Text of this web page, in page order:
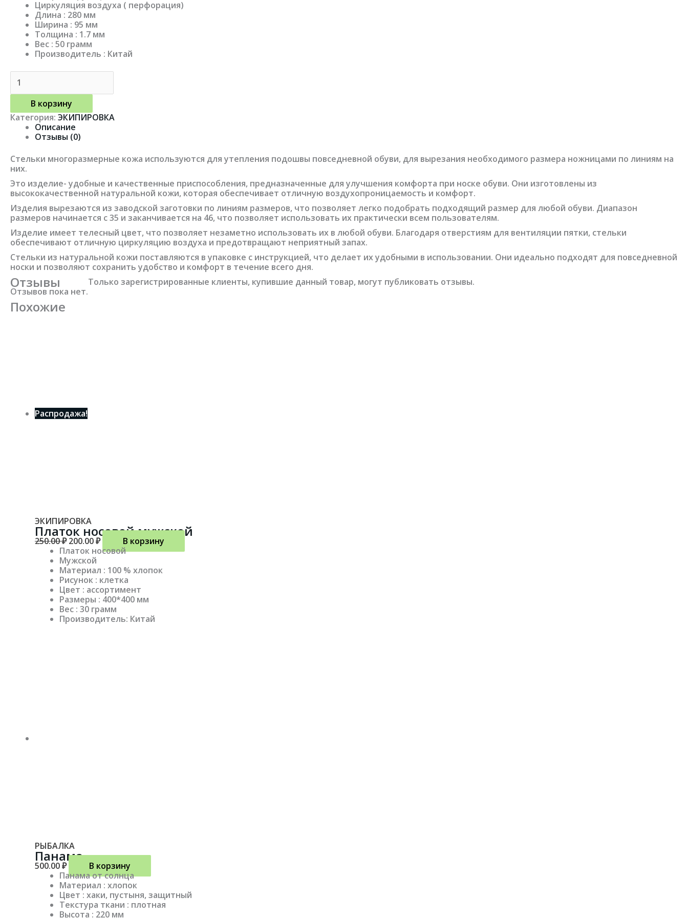
Циркуляция воздуха ( перфорация)
Длина : 280 мм
Ширина : 95 мм
Толщина : 1.7 мм
Вес : 50 грамм
Производитель : Китай
В корзину
Категория: ЭКИПИРОВКА
Описание
Отзывы (0)
Стельки многоразмерные кожа используются для утепления подошвы повседневной обуви, для вырезания необходимого размера ножницами по линиям на
них.
Это изделие- удобные и качественные приспособления, предназначенные для улучшения комфорта при носке обуви. Они изготовлены из
высококачественной натуральной кожи, которая обеспечивает отличную воздухопроницаемость и комфорт.
Изделия вырезаются из заводской заготовки по линиям размеров, что позволяет легко подобрать подходящий размер для любой обуви. Диапазон
размеров начинается с 35 и заканчивается на 46, что позволяет использовать их практически всем пользователям.
Изделие имеет телесный цвет, что позволяет незаметно использовать их в любой обуви. Благодаря отверстиям для вентиляции пятки, стельки
обеспечивают отличную циркуляцию воздуха и предотвращают неприятный запах.
Стельки из натуральной кожи поставляются в упаковке с инструкцией, что делает их удобными в использовании. Они идеально подходят для повседневной
носки и позволяют сохранить удобство и комфорт в течение всего дня.
Отзывы
Отзывов пока нет.
Только зарегистрированные клиенты, купившие данный товар, могут публиковать отзывы.
Похожие
Распродажа!
ЭКИПИРОВКА
Платок носовой мужской
250.00₽ 200.00₽
В корзину
Платок носовой
Мужской
Материал : 100 % хлопок
Рисунок : клетка
Цвет : ассортимент
Размеры : 400*400 мм
Вес : 30 грамм
Производитель: Китай
РЫБАЛКА
Панама
500.00₽
В корзину
Панама от солнца
Материал : хлопок
Цвет : хаки, пустыня, защитный
Текстура ткани : плотная
Высота : 220 мм